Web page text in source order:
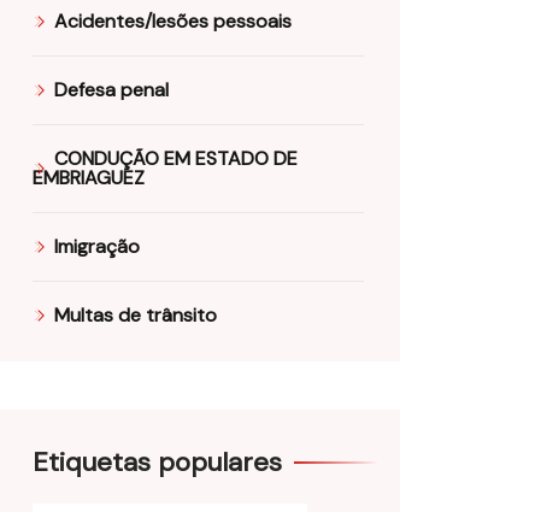
Acidentes/lesões pessoais
Defesa penal
CONDUÇÃO EM ESTADO DE
EMBRIAGUEZ
Imigração
Multas de trânsito
Etiquetas populares